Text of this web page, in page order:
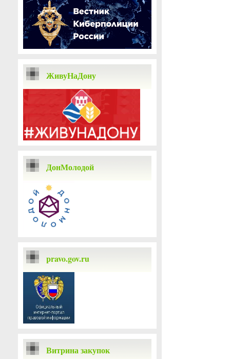
ЖивуНаДону
ДонМолодой
pravo.gov.ru
Витрина закупок